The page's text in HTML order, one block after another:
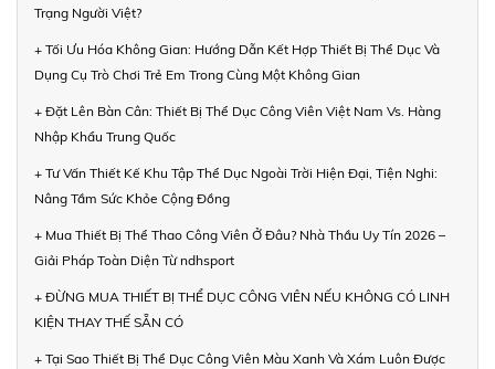
Trạng Người Việt?
+ Tối Ưu Hóa Không Gian: Hướng Dẫn Kết Hợp Thiết Bị Thể Dục Và
Dụng Cụ Trò Chơi Trẻ Em Trong Cùng Một Không Gian
+ Đặt Lên Bàn Cân: Thiết Bị Thể Dục Công Viên Việt Nam Vs. Hàng
Nhập Khẩu Trung Quốc
+ Tư Vấn Thiết Kế Khu Tập Thể Dục Ngoài Trời Hiện Đại, Tiện Nghi:
Nâng Tầm Sức Khỏe Cộng Đồng
+ Mua Thiết Bị Thể Thao Công Viên Ở Đâu? Nhà Thầu Uy Tín 2026 –
Giải Pháp Toàn Diện Từ ndhsport
+ ĐỪNG MUA THIẾT BỊ THỂ DỤC CÔNG VIÊN NẾU KHÔNG CÓ LINH
KIỆN THAY THẾ SẴN CÓ
+ Tại Sao Thiết Bị Thể Dục Công Viên Màu Xanh Và Xám Luôn Được